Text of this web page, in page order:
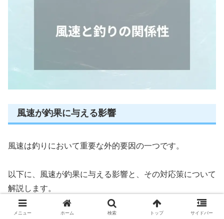
風速が釣果に与える影響
風速は釣りにおいて重要な外的要因の一つです。
以下に、風速が釣果に与える影響と、その対応策について
解説します。
メニュー ホーム 検索 トップ サイドバー